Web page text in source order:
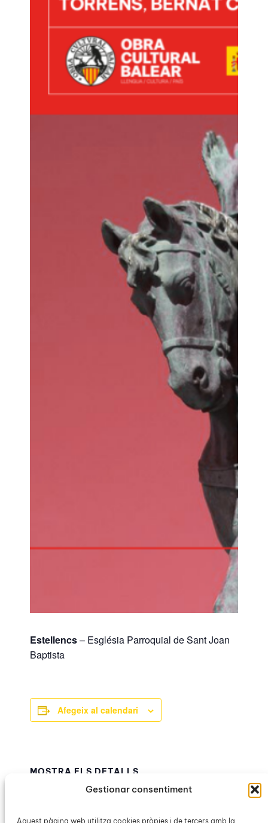
Gestionar consentiment
Aquest pàgina web utilitza cookies pròpies i de tercers amb la
Estellencs– Església Parroquial de Sant Joan
Baptista
Afegeix al calendari
MOSTRA ELS DETALLS
Hora: